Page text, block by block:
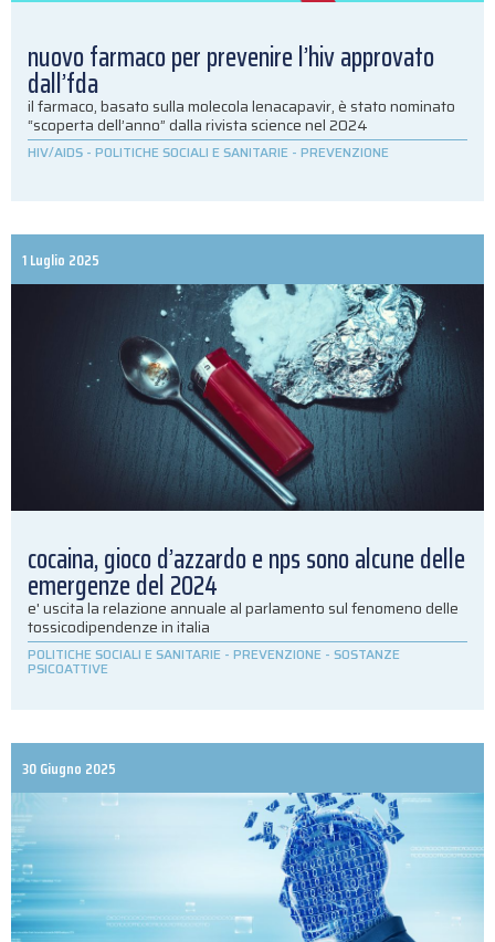
nuovo farmaco per prevenire l’hiv approvato
dall’fda
il farmaco, basato sulla molecola lenacapavir, è stato nominato
“scoperta dell’anno” dalla rivista science nel 2024
HIV/AIDS - POLITICHE SOCIALI E SANITARIE - PREVENZIONE
1 Luglio 2025
cocaina, gioco d’azzardo e nps sono alcune delle
emergenze del 2024
e' uscita la relazione annuale al parlamento sul fenomeno delle
tossicodipendenze in italia
POLITICHE SOCIALI E SANITARIE - PREVENZIONE - SOSTANZE
PSICOATTIVE
30 Giugno 2025